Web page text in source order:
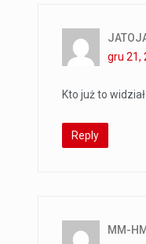
gru 21,
Kto już to
Reply
MM-